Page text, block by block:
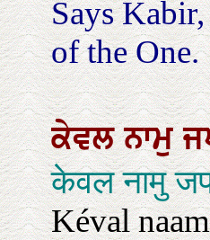
Says
of the One.
ਕੇਵਲਨਾਮੁ
केवल नामु
Kéval